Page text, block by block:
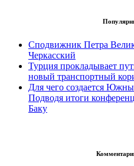
Сподвижник Петра
Черкасский
Турция прокладывает
новый транспортный
Для чего создается
Подводя итоги
Баку